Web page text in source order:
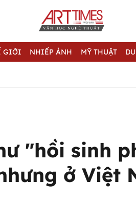
GIỚI NHIẾP ẢNH MỸ THUẬT
"hồi sinh
ở Việt